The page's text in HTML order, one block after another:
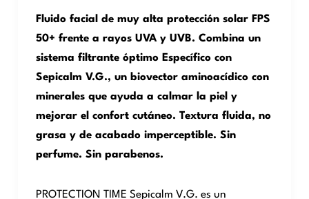
Fluido facial de muy alta protección solar FPS
50+ frente a rayos UVA y UVB. Combina un
sistema filtrante óptimo Específico con
Sepicalm V.G., un biovector aminoacídico con
minerales que ayuda a calmar la piel y
mejorar el confort cutáneo. Textura fluida, no
grasa y de acabado imperceptible. Sin
perfume. Sin parabenos.
PROTECTION TIME Sepicalm V.G. es un